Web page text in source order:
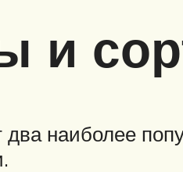
и
наиболее